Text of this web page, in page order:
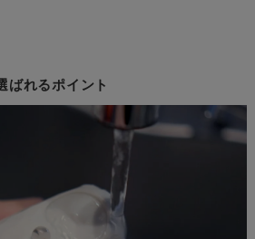
ばれるポイント